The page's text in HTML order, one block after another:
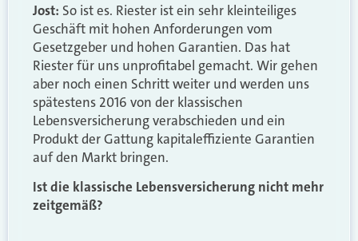
Jost: So ist es. Riester ist ein sehr kleinteiliges
Geschäft mit hohen Anforderungen vom
Gesetzgeber und hohen Garantien. Das hat
Riester für uns unprofitabel gemacht. Wir gehen
aber noch einen Schritt weiter und werden uns
spätestens 2016 von der klassischen
Lebensversicherung verabschieden und ein
Produkt der Gattung kapitaleffiziente Garantien
auf den Markt bringen.
Ist die klassische Lebensversicherung nicht mehr
zeitgemäß?